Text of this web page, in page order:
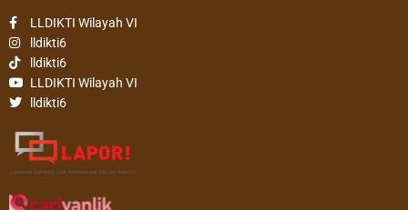
LLDIKTI Wilayah VI
lldikti6
lldikti6
LLDIKTI Wilayah VI
lldikti6